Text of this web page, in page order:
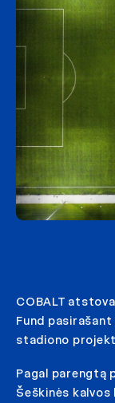
COBALT
Fund
stadiono
Pagal parengtą
Šeškinės